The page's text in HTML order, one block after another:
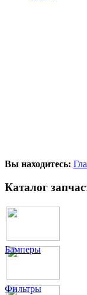
Вы находитесь:
Каталог
Бамперы
Фильтры